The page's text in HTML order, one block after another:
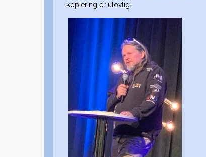
kopiering er ulovlig.